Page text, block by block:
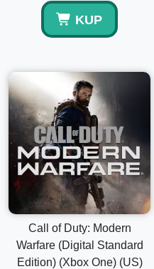
KUP
Call of Duty: Modern
Warfare (Digital Standard
Edition) (Xbox One) (US)